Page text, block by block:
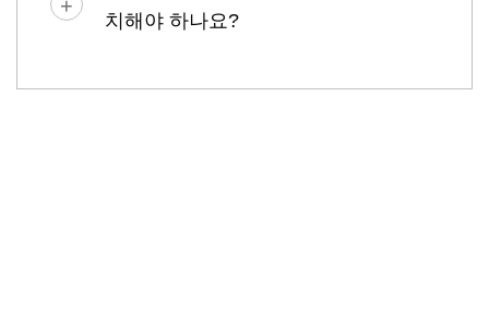
치해야 하나요?